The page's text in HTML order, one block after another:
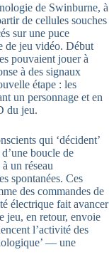
de Swinburne, à
de cellules souches
sur une puce
de jeu vidéo. Début
pouvaient jouer à
à des signaux
étape : les
un personnage et en
du jeu.
qui ‘décident’
boucle de
un réseau
spontanées. Ces
des commandes de
électrique fait avancer
jeu, en retour, envoie
l’activité des
— une